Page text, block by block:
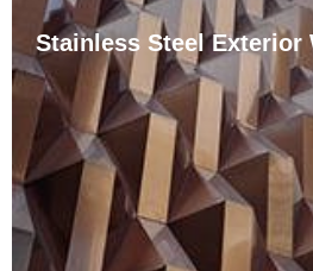
Stainless Steel Exterior
The full name of the stainless
metal supporting structure point
Stainless steel curtain wall is a
that has appeared in recent
appeared, it developed rapidly in